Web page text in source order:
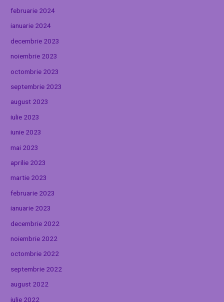
februarie 2024
ianuarie 2024
decembrie 2023
noiembrie 2023
octombrie 2023
septembrie 2023
august 2023
iulie 2023
iunie 2023
mai 2023
aprilie 2023
martie 2023
februarie 2023
ianuarie 2023
decembrie 2022
noiembrie 2022
octombrie 2022
septembrie 2022
august 2022
iulie 2022